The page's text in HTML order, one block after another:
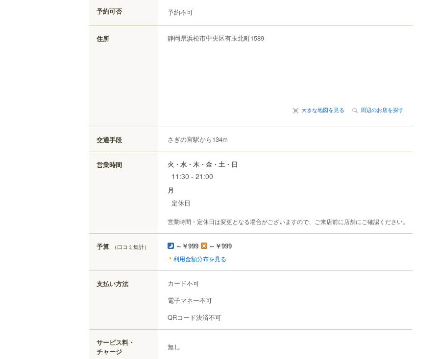
予約可否 予約不可
住所 静岡県浜松市中央区有玉北町1589
大きな地図を見る 周辺のお店を探す
交通手段 さぎの宮駅から134m
営業時間 火・水・木・金・土・日
11:30 - 21:00
月
定休日
営業時間・定休日は変更となる場合がございますので、ご来店前に店舗にご確認ください。
予算 （口コミ集計） ～￥999 ～￥999
利用金額分布を見る
支払い方法
カード不可
電子マネー不可
QRコード決済不可
サービス料・
チャージ
無し